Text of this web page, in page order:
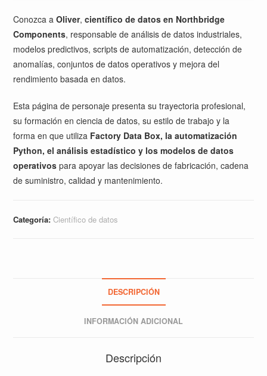
Conozca aOliver,científico de datos en Northbridge
Components, responsable de análisis de datos industriales,
modelos predictivos, scripts de automatización, detección de
anomalías, conjuntos de datos operativos y mejora del
rendimiento basada en datos.
Esta página de personaje presenta su trayectoria profesional,
su formación en ciencia de datos, su estilo de trabajo y la
forma en que utiliza Factory Data Box, la automatización
Python, el análisis estadístico y los modelos de datos
operativos para apoyar las decisiones de fabricación, cadena
de suministro, calidad y mantenimiento.
Categoría:Científico de datos
DESCRIPCIÓN
INFORMACIÓN ADICIONAL
Descripción